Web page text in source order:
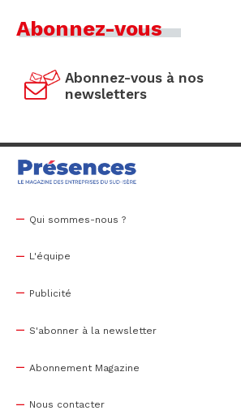
Abonnez-vous
Abonnez-vous à nos
newsletters
Qui sommes-nous ?
L'équipe
Publicité
S'abonner à la newsletter
Abonnement Magazine
Nous contacter